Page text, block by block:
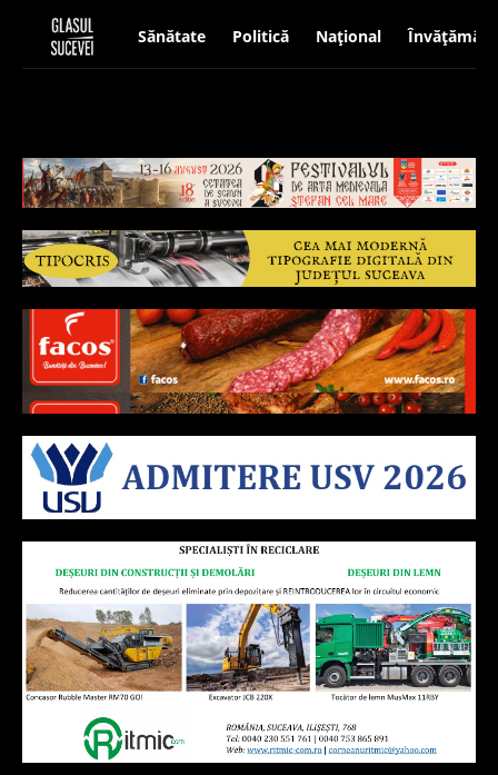
Sănătate Politică Național Învățământ